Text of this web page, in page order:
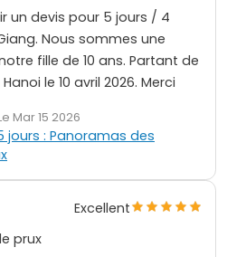
un devis pour 5 jours / 4
Nous sommes une
fille de 10 ans. Partant de
le 10 avril 2026. Merci
Mar 15 2026
jours : Panoramas des
Excellent
prux